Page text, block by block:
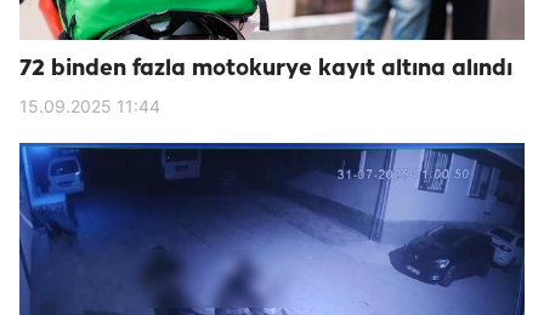
72 binden fazla motokurye kayıt altına alındı
15.09.2025 11:44